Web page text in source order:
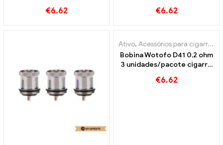
Personalizado
€6.62
Personalizado
€6.62
Ativo, Acessórios para cigarros eletrônicos
Bobina Wotofo D41 0,2 ohm
3 unidades/pacote cigarro
Personalizado
€6.62